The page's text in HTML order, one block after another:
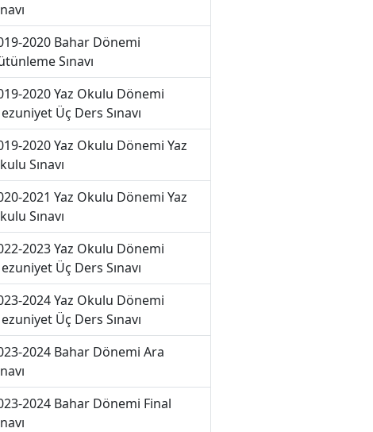
2020 Bahar Dönemi
Sınavı
2020 Yaz Okulu Dönemi
Üç Ders Sınavı
2020 Yaz Okulu Dönemi Yaz
Sınavı
2021 Yaz Okulu Dönemi Yaz
Sınavı
2023 Yaz Okulu Dönemi
Üç Ders Sınavı
2024 Yaz Okulu Dönemi
Üç Ders Sınavı
2024 Bahar Dönemi Ara
2024 Bahar Dönemi Final